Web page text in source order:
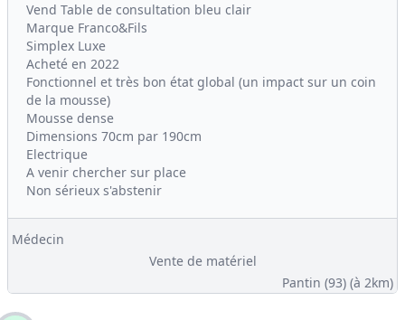
Vend Table de consultation bleu clair
Marque Franco&Fils
Simplex Luxe
Acheté en 2022
Fonctionnel et très bon état global (un impact sur un coin
de la mousse)
Mousse dense
Dimensions 70cm par 190cm
Electrique
A venir chercher sur place
Non sérieux s'abstenir
Médecin
Vente de matériel
Pantin (93) (à 2km)